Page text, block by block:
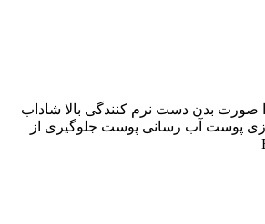
صورت بدن دست نرم کنندگی بالا شاداب
پوست آب رسانی پوست جلوگیری از